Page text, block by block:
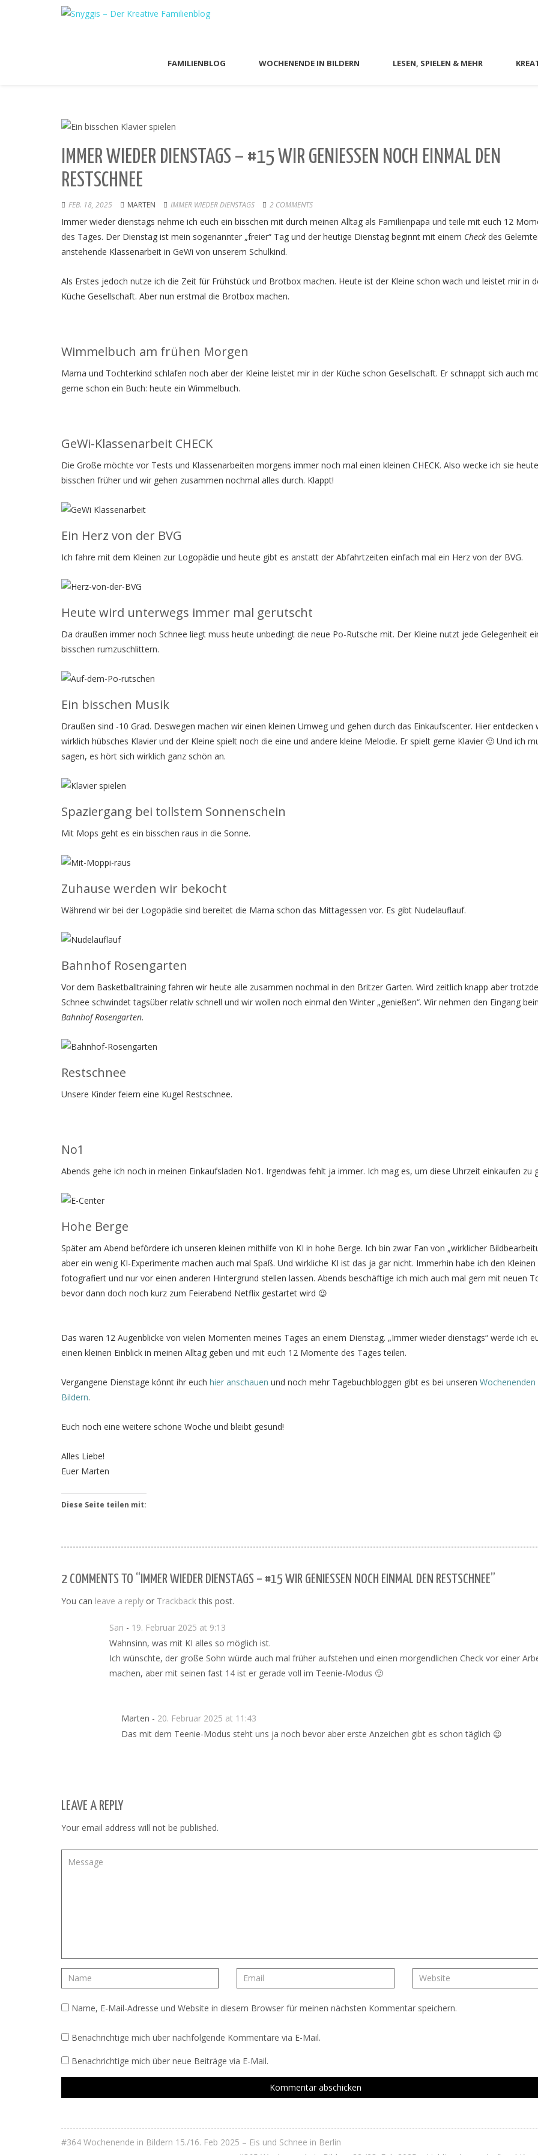
FAMILIENBLOG WOCHENENDE IN BILDERN LESEN, SPIELEN & MEHR
IMMER WIEDER DIENSTAGS – #15 WIR GENIESSEN NOCH EINMAL DEN R
ESTSCHNEE
FEB. 18, 2025 MARTEN IMMER WIEDER DIENSTAGS 2 COMMENTS
Immer wieder dienstags nehme ich euch ein bisschen mit durch meinen Alltag als Familienpapa und teile mit euch 12
des Tages. Der Dienstag ist mein sogenannter „freier“ Tag und der heutige Dienstag beginnt mit einem Check des
anstehende Klassenarbeit in GeWi von unserem Schulkind.
Als Erstes jedoch nutze ich die Zeit für Frühstück und Brotbox machen. Heute ist der Kleine schon wach und leistet mir in
Küche Gesellschaft. Aber nun erstmal die Brotbox machen.
Wimmelbuch am frühen Morgen
Mama und Tochterkind schlafen noch aber der Kleine leistet mir in der Küche schon Gesellschaft. Er schnappt sich auch
gerne schon ein Buch: heute ein Wimmelbuch.
GeWi-Klassenarbeit CHECK
Die Große möchte vor Tests und Klassenarbeiten morgens immer noch mal einen kleinen CHECK. Also wecke ich sie
bisschen früher und wir gehen zusammen nochmal alles durch. Klappt!
Ein Herz von der BVG
Ich fahre mit dem Kleinen zur Logopädie und heute gibt es anstatt der Abfahrtzeiten einfach mal ein Herz von der BVG.
Heute wird unterwegs immer mal gerutscht
Da draußen immer noch Schnee liegt muss heute unbedingt die neue Po-Rutsche mit. Der Kleine nutzt jede Gelegenheit
bisschen rumzuschlittern.
Ein bisschen Musik
Draußen sind -10 Grad. Deswegen machen wir einen kleinen Umweg und gehen durch das Einkaufscenter. Hier entdecken
wirklich hübsches Klavier und der Kleine spielt noch die eine und andere kleine Melodie. Er spielt gerne Klavier 🙂 Und ich
sagen, es hört sich wirklich ganz schön an.
Spaziergang bei tollstem Sonnenschein
Mit Mops geht es ein bisschen raus in die Sonne.
Zuhause werden wir bekocht
Während wir bei der Logopädie sind bereitet die Mama schon das Mittagessen vor. Es gibt Nudelauflauf.
Bahnhof Rosengarten
Vor dem Basketballtraining fahren wir heute alle zusammen nochmal in den Britzer Garten. Wird zeitlich knapp aber
Schnee schwindet tagsüber relativ schnell und wir wollen noch einmal den Winter „genießen“. Wir nehmen den Eingang
Bahnhof Rosengarten.
Restschnee
Unsere Kinder feiern eine Kugel Restschnee.
No1
Abends gehe ich noch in meinen Einkaufsladen No1. Irgendwas fehlt ja immer. Ich mag es, um diese Uhrzeit einkaufen zu
Hohe Berge
Später am Abend befördere ich unseren kleinen mithilfe von KI in hohe Berge. Ich bin zwar Fan von „wirklicher
aber ein wenig KI-Experimente machen auch mal Spaß. Und wirkliche KI ist das ja gar nicht. Immerhin habe ich den
fotografiert und nur vor einen anderen Hintergrund stellen lassen. Abends beschäftige ich mich auch mal gern mit neuen
bevor dann doch noch kurz zum Feierabend Netflix gestartet wird 😉
Das waren 12 Augenblicke von vielen Momenten meines Tages an einem Dienstag. „Immer wieder dienstags“ werde ich
einen kleinen Einblick in meinen Alltag geben und mit euch 12 Momente des Tages teilen.
Vergangene Dienstage könnt ihr euch hier anschauen und noch mehr Tagebuchbloggen gibt es bei unseren Wochenenden
Bildern.
Euch noch eine weitere schöne Woche und bleibt gesund!
Alles Liebe!
Euer Marten
Diese Seite teilen mit:
2 COMMENTS TO “IMMER WIEDER DIENSTAGS – #15 WIR GENIESSEN NOCH EINMAL DEN RESTSCHNEE”
You can leave a reply or Trackbackthis post.
Sari - 19. Februar 2025 at 9:13
Wahnsinn, was mit KI alles so möglich ist.
Ich wünschte, der große Sohn würde auch mal früher aufstehen und einen morgendlichen Check vor einer
machen, aber mit seinen fast 14 ist er gerade voll im Teenie-Modus 🙂
Marten - 20. Februar 2025 at 11:43
Das mit dem Teenie-Modus steht uns ja noch bevor aber erste Anzeichen gibt es schon täglich 😉
LEAVE A REPLY
Your email address will not be published.
Name, E-Mail-Adresse und Website in diesem Browser für meinen nächsten Kommentar speichern.
Benachrichtige mich über nachfolgende Kommentare via E-Mail.
Benachrichtige mich über neue Beiträge via E-Mail.
#364 Wochenende in Bildern 15./16. Feb 2025 – Eis und Schnee in Berlin